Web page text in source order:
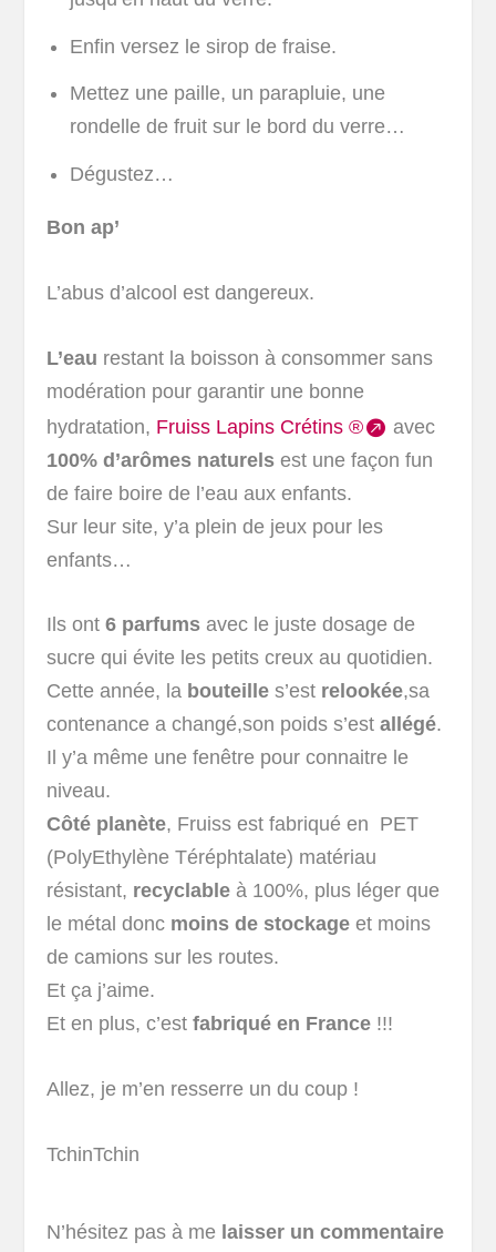
Enfin versez le sirop de fraise.
Mettez une paille, un parapluie, une
rondelle de fruit sur le bord du verre…
Dégustez…
Bon ap’
L’abus d’alcool est dangereux.
L’eau restant la boisson à consommer sans
modération pour garantir une bonne
hydratation, Fruiss Lapins Crétins ®
avec
100% d’arômes naturels est une façon fun
de faire boire de l’eau aux enfants.
Sur leur site, y’a plein de jeux pour les
enfants…
Ils ont 6 parfums avec le juste dosage de
sucre qui évite les petits creux au quotidien.
Cette année, la bouteille s’est relookée,sa
contenance a changé,son poids s’estallégé.
Il y’a même une fenêtre pour connaitre le
niveau.
Côté planète, Fruiss est fabriqué en PET
(PolyEthylène Téréphtalate) matériau
résistant, recyclable à 100%, plus léger que
le métal donc moins de stockage et moins
de camions sur les routes.
Et ça j’aime.
Et en plus, c’estfabriqué en France !!!
Allez, je m’en resserre un du coup !
TchinTchin
N’hésitez pas à me laisser un commentaire